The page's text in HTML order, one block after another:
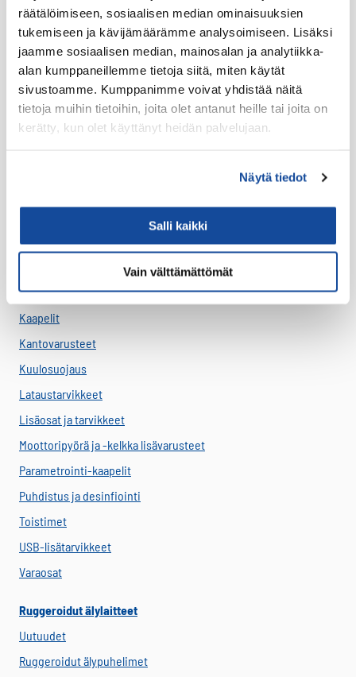
räätälöimiseen, sosiaalisen median ominaisuuksien
tukemiseen ja kävijämäärämme analysoimiseen. Lisäksi
jaamme sosiaalisen median, mainosalan ja analytiikka-
alan kumppaneillemme tietoja siitä, miten käytät
sivustoamme. Kumppanimme voivat yhdistää näitä
tietoja muihin tietoihin, joita olet antanut heille tai joita on
kerätty, kun olet käyttänyt heidän palvelujaan.
Näytä tiedot
Salli kaikki
Vain välttämättömät
Varaosat
Varavirtalähteet
Virve
VIRVE -päätelaitteet
Asennus
Handsfree
Kaapelit
Kantovarusteet
Kuulosuojaus
Lataustarvikkeet
Lisäosat ja tarvikkeet
Moottoripyörä ja -kelkka lisävarusteet
Parametrointi-kaapelit
Puhdistus ja desinfiointi
Toistimet
USB-lisätarvikkeet
Varaosat
Ruggeroidut älylaitteet
Uutuudet
Ruggeroidut älypuhelimet